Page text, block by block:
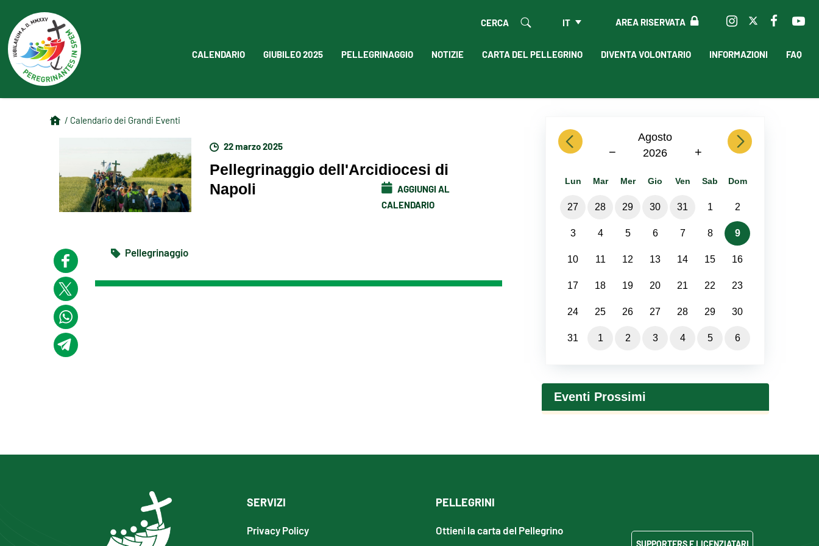
AREA RISERVATA
IT
CERCA
CALENDARIO GIUBILEO 2025 PELLEGRINAGGIO NOTIZIE CARTA DEL PELLEGRINO DIVENTA VOLONTARIO INFORMAZIONI FAQ
/ Calendario dei Grandi Eventi
22 marzo 2025
Pellegrinaggio dell'Arcidiocesi di
Napoli
AGGIUNGI AL
CALENDARIO
Pellegrinaggio
previous
Agosto
2026
− +
next
Lun Mar Mer Gio Ven Sab Dom
27 28 29 30 31 1 2
3 4 5 6 7 8 9
10 11 12 13 14 15 16
17 18 19 20 21 22 23
24 25 26 27 28 29 30
31 1 2 3 4 5 6
Eventi Prossimi
SERVIZI
Privacy Policy
PELLEGRINI
Ottieni la carta del Pellegrino
SUPPORTERS E LICENZIATARI